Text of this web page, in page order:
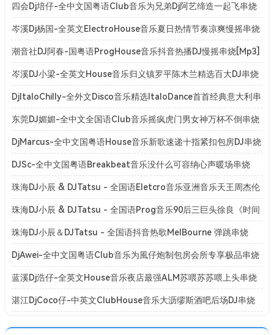
[Mp3]
四会Dj培仔-全中文国粤语Club音乐为兄弟Dj阿艺缔造一起飞串烧
[Mp3]
岑溪Dj杨国-全英文ElectroHouse音乐夏日热情节奏凉爽慢摇串烧
[Mp3]
潮音社DJ阿春-国粤语ProgHouse音乐抖音热播DJ慢摇串烧[Mp3]
岑溪DJ小梁-全英文House音乐归义镇罗平陈木兰精选百大DJ串烧
[Mp3]
DjItaloChilly-全外文Disco音乐精选ItaloDance首首经典意大利串
烧[Mp3]
东莞DJ媚媚-全中文全国语Club音乐摇疯虎门男女神万杯不倒串烧
[Mp3]
DjMarcus-全中文国粤语House音乐新歌速递十指紧扣包房DJ串烧
[Mp3]
DJSc-全中文国粤语Breakbeat音乐没什么可容纳心声暖场串烧
[Mp3]
珠海DJ小辰 & DJTatsu - 全国语Eletcro音乐亚洲音乐天王周杰伦
系列专辑串烧
珠海DJ小辰 & DJTatsu - 全国语Prog音乐90后三巨头徐良《时间
折叠》演唱会专辑串烧
珠海DJ小辰＆DJTatsu - 全国语抖音热歌MelBourne 弹跳串烧
[BPM128-150]
DjAwei-全中文国粤语Club音乐为風仔炮制包房会所专享极品串烧
[Mp3]
蓝溪Dj浩仔-全英文House音乐夜店最强ALM苏喂苏苏喂上头串烧
[Mp3]
湛江DjCoco仔-中英文ClubHouse音乐大沥缪斯酒吧后场DJ串烧